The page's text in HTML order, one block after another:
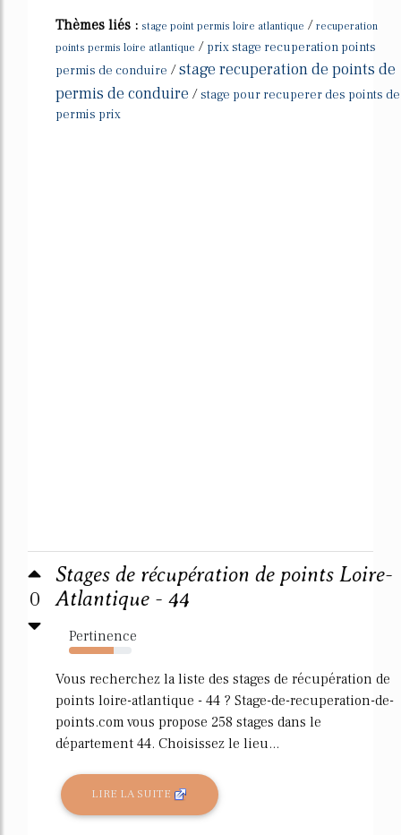
Thèmes liés : stage point permis loire atlantique / recuperation
points permis loire atlantique / prix stage recuperation points
permis de conduire /stage recuperation de points de
permis de conduire /stage pour recuperer des points de
permis prix
0
Stages de récupération de points Loire-
Atlantique - 44
Pertinence
72%
Vous recherchez la liste des stages de récupération de
points loire-atlantique - 44 ? Stage-de-recuperation-de-
points.com vous propose 258 stages dans le
département 44. Choisissez le lieu...
LIRE LA SUITE